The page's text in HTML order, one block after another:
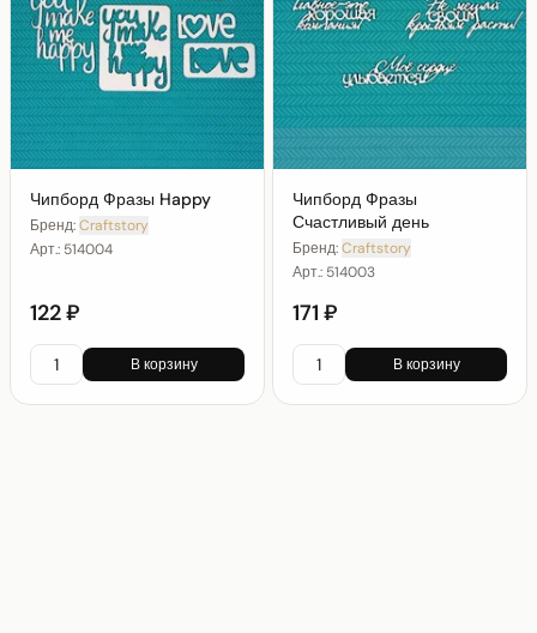
Чипборд Фразы Happy
Бренд:Craftstory
Арт.: 514004
122 ₽
В корзину
Чипборд Фразы
Счастливый день
Бренд:Craftstory
Арт.: 514003
171 ₽
В корзину